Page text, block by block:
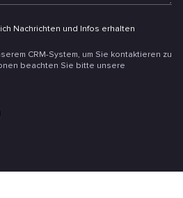
Anlage
Nachrichten und Infos erhalten
CRM-System, um Sie kontaktieren zu
beachten Sie bitte unsere